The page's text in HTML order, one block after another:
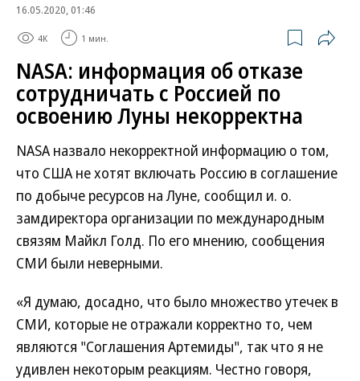
16.05.2020, 01:46
4K 1 мин.
NASA: информация об отказе
сотрудничать с Россией по
освоению Луны некорректна
NASA назвало некорректной информацию о том,
что США не хотят включать Россию в соглашение
по добыче ресурсов на Луне, сообщил и. о.
замдиректора организации по международным
связям Майкл Голд. По его мнению, сообщения
СМИ были неверными.
«Я думаю, досадно, что было множество утечек в
СМИ, которые не отражали корректно то, чем
являются "Соглашения Артемиды", так что я не
удивлен некоторым реакциям. Честно говоря,